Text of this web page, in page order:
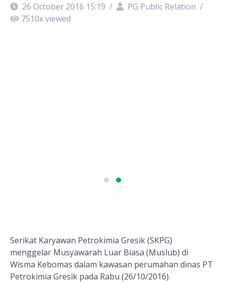
26 October 2016 15:19 / PG Public Relation /
7510x viewed
Serikat Karyawan Petrokimia Gresik (SKPG)
menggelar Musyawarah Luar Biasa (Muslub) di
Wisma Kebomas dalam kawasan perumahan dinas PT
Petrokimia Gresik pada Rabu (26/10/2016).